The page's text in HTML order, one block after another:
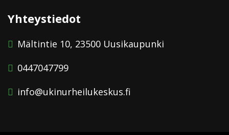
Yhteystiedot
Mältintie 10, 23500 Uusikaupunki
0447047799
info@ukinurheilukeskus.fi